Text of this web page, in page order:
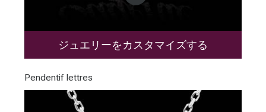
ジュエリーをカスタマイズする
Pendentif lettres